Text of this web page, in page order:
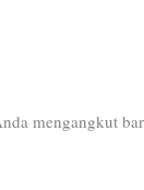
mengangkut